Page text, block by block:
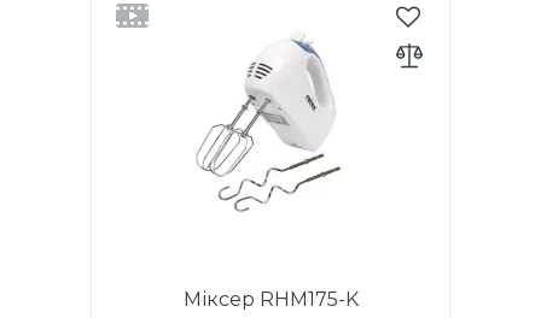
насадки. 2 віночка для
збивання яєць і кремів.
Насадки для тіста. Кнопка
вилучення насадок. Колір
нержавіюча сталь. Гарантія - 1
Міксер RHM175-K